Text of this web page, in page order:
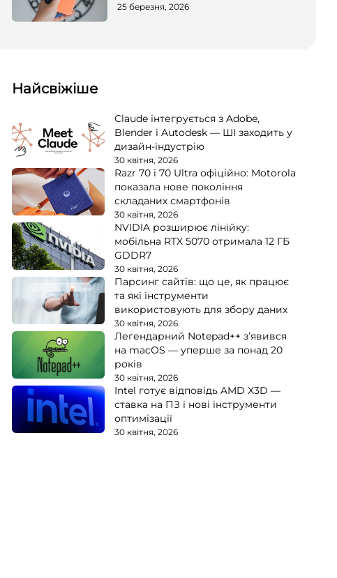
25 березня, 2026
Найсвіжіше
Claude інтегрується з Adobe,
Blender і Autodesk — ШІ заходить у
дизайн-індустрію
30 квітня, 2026
Razr 70 і 70 Ultra офіційно: Motorola
показала нове покоління
складаних смартфонів
30 квітня, 2026
NVIDIA розширює лінійку:
мобільна RTX 5070 отримала 12 ГБ
GDDR7
30 квітня, 2026
Парсинг сайтів: що це, як працює
та які інструменти
використовують для збору даних
30 квітня, 2026
Легендарний Notepad++ з’явився
на macOS — уперше за понад 20
років
30 квітня, 2026
Intel готує відповідь AMD X3D —
ставка на ПЗ і нові інструменти
оптимізації
30 квітня, 2026